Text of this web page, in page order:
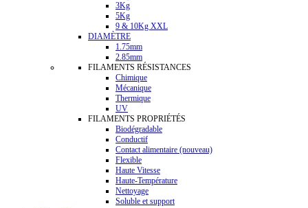
3Kg
5Kg
9 & 10Kg XXL
DIAMÈTRE
1.75mm
2.85mm
FILAMENTS RÉSISTANCES
Chimique
Mécanique
Thermique
UV
FILAMENTS PROPRIÉTÉS
Biodégradable
Conductif
Contact alimentaire (nouveau)
Flexible
Haute Vitesse
Haute-Température
Nettoyage
Soluble et support